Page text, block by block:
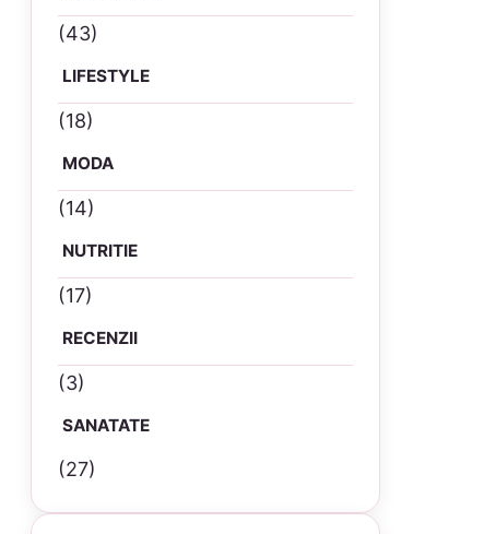
(43)
LIFESTYLE
(18)
MODA
(14)
NUTRITIE
(17)
RECENZII
(3)
SANATATE
(27)